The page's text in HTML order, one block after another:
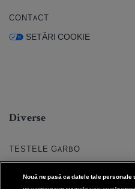
CONTACT
SETĂRI COOKIE
Diverse
TESTELE GARBO
HOROSCOP
Nouă ne pasă ca datele tale